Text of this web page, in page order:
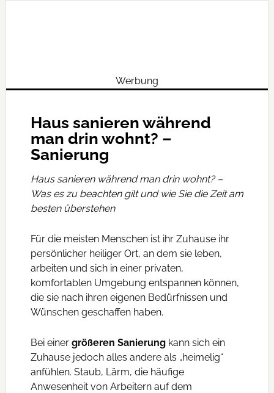
Werbung
Haus sanieren während
man drin wohnt? –
Sanierung
Haus sanieren während man drin wohnt? –
Was es zu beachten gilt und wie Sie die Zeit am
besten überstehen
Für die meisten Menschen ist ihr Zuhause ihr
persönlicher heiliger Ort, an dem sie leben,
arbeiten und sich in einer privaten,
komfortablen Umgebung entspannen können,
die sie nach ihren eigenen Bedürfnissen und
Wünschen geschaffen haben.
Bei einer größeren Sanierungkann sich ein
Zuhause jedoch alles andere als „heimelig“
anfühlen. Staub, Lärm, die häufige
Anwesenheit von Arbeitern auf dem